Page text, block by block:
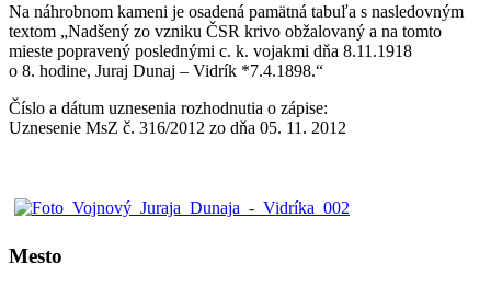
Na náhrobnom kameni je osadená pamätná tabuľa s nasledovným
textom „Nadšený zo vzniku ČSR krivo obžalovaný a na tomto
mieste popravený poslednými c. k. vojakmi dňa 8.11.1918
o 8. hodine, Juraj Dunaj – Vidrík *7.4.1898.“
Číslo a dátum uznesenia rozhodnutia o zápise:
Uznesenie MsZ č. 316/2012 zo dňa 05. 11. 2012
Mesto